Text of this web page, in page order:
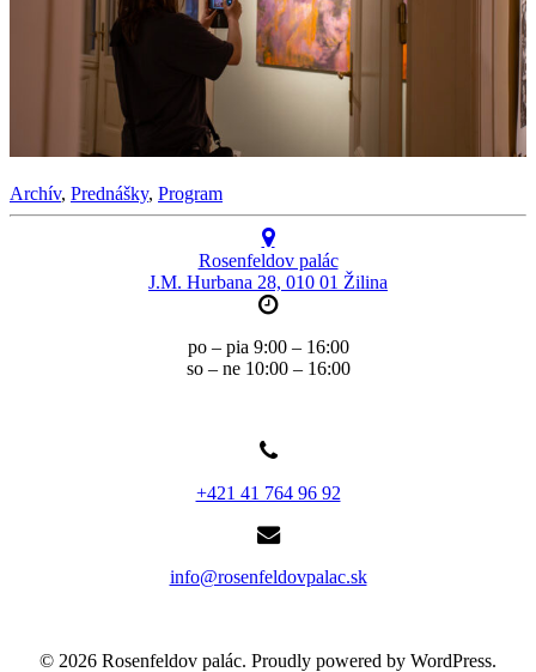
Archív, Prednášky, Program
Rosenfeldov palác
J.M. Hurbana 28, 010 01 Žilina
po – pia 9:00 – 16:00
so – ne 10:00 – 16:00
+421 41 764 96 92
info@rosenfeldovpalac.sk
© 2026 Rosenfeldov palác. Proudly powered by WordPress.